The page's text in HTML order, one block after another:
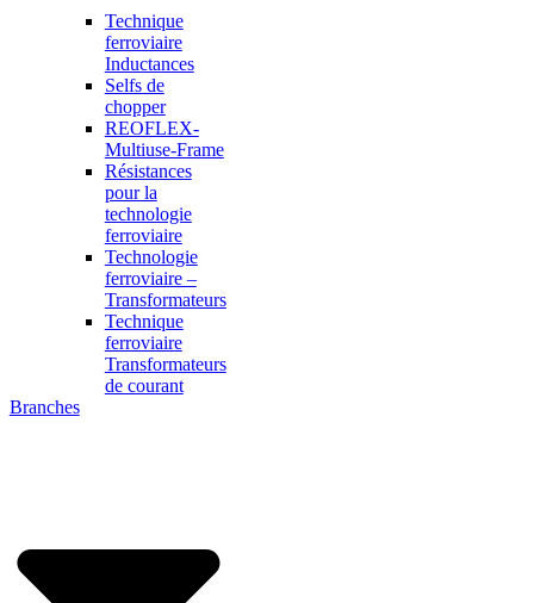
Technique
ferroviaire
Inductances
Selfs de
chopper
REOFLEX-
Multiuse-Frame
Résistances
pour la
technologie
ferroviaire
Technologie
ferroviaire –
Transformateurs
Technique
ferroviaire
Transformateurs
de courant
Branches